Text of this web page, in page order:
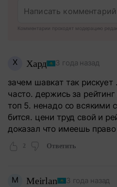
Комментарии проходят модерацию
Х Хард 3 года назад
зачем шавкат так
часто. держись за
топ 5. ненадо со всякими
бится. цени труд свой и
доказал что имеешь
2 Ответить
M Meirlan 3 года назад